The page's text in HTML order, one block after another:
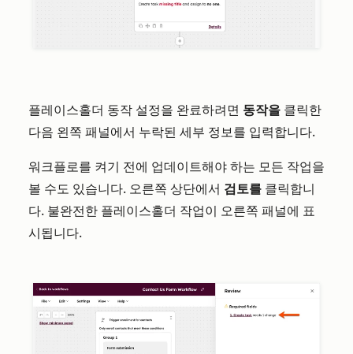
플레이스홀더 동작 설정을 완료하려면 동작을 클릭한
다음 왼쪽 패널에서 누락된 세부 정보를 입력합니다.
워크플로를 켜기 전에 업데이트해야 하는 모든 작업을
볼 수도 있습니다. 오른쪽 상단에서 검토를 클릭합니
다. 불완전한 플레이스홀더 작업이 오른쪽 패널에 표
시됩니다.